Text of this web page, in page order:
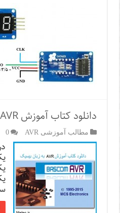
دانلود کتاب آموزش AVR به زبان بیسیک
مطالب آموزشی AVR 0